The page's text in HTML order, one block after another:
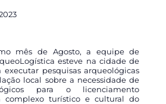
mês de Agosto, a equipe de
esteve na cidade de
executar pesquisas arqueológicas
local sobre a necessidade de
para o licenciamento
turístico e cultural do